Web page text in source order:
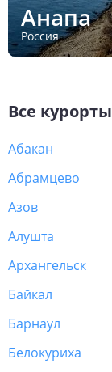
Анапа
Россия
Все курорты
Абакан
Абрамцево
Азов
Алушта
Архангельск
Байкал
Барнаул
Белокуриха